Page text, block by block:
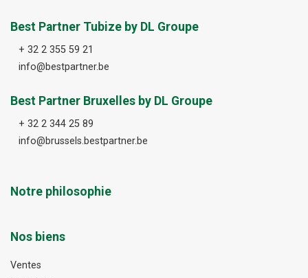
Best Partner Tubize by DL Groupe
+ 32 2 355 59 21
info@bestpartner.be
Best Partner Bruxelles by DL Groupe
+ 32 2 344 25 89
info@brussels.bestpartner.be
Notre philosophie
Nos biens
Ventes